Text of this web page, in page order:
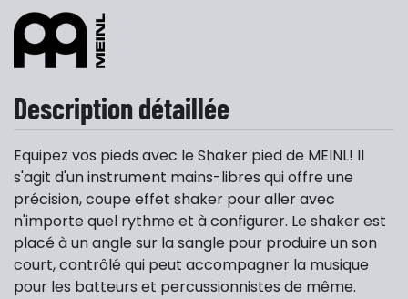
Description détaillée
Equipez vos pieds avec le Shaker pied de MEINL! Il
s'agit d'un instrument mains-libres qui offre une
précision, coupe effet shaker pour aller avec
n'importe quel rythme et à configurer. Le shaker est
placé à un angle sur la sangle pour produire un son
court, contrôlé qui peut accompagner la musique
pour les batteurs et percussionnistes de même.